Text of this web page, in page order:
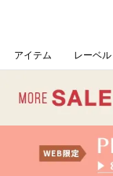
アイテム レーベル